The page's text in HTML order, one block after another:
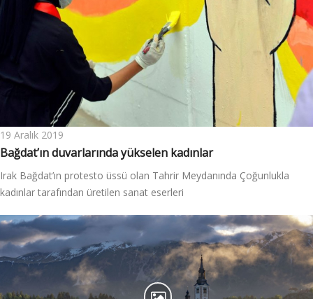
19 Aralık 2019
Bağdat’ın duvarlarında yükselen kadınlar
Irak Bağdat’ın protesto üssü olan Tahrir Meydanında Çoğunlukla
kadınlar tarafından üretilen sanat eserleri